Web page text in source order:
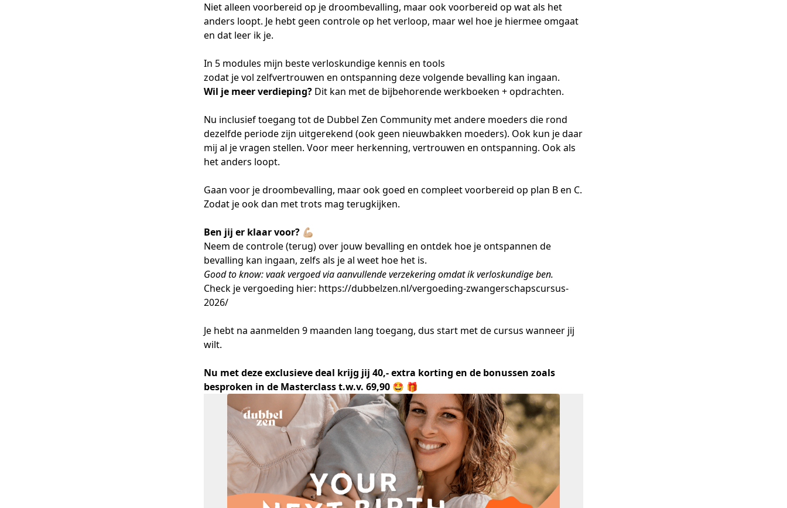
Niet alleen voorbereid op je droombevalling, maar ook voorbereid op wat als het
anders loopt. Je hebt geen controle op het verloop, maar wel hoe je hiermee omgaat
en dat leer ik je.
In 5 modules mijn beste verloskundige kennis en tools
zodat je vol zelfvertrouwen en ontspanning deze volgende bevalling kan ingaan.
Wil je meer verdieping? Dit kan met de bijbehorende werkboeken + opdrachten.
Nu inclusief toegang tot de Dubbel Zen Community met andere moeders die rond
dezelfde periode zijn uitgerekend (ook geen nieuwbakken moeders). Ook kun je daar
mij al je vragen stellen. Voor meer herkenning, vertrouwen en ontspanning. Ook als
het anders loopt.
Gaan voor je droombevalling, maar ook goed en compleet voorbereid op plan B en C.
Zodat je ook dan met trots mag terugkijken.
Ben jij er klaar voor? 💪🏼
Neem de controle (terug) over jouw bevalling en ontdek hoe je ontspannen de
bevalling kan ingaan, zelfs als je al weet hoe het is.
Good to know:vaak vergoedvia aanvullende verzekering omdat ik verloskundige ben.
Check je vergoeding hier: https://dubbelzen.nl/vergoeding-zwangerschapscursus-
2026/
Je hebt na aanmelden 9 maanden lang toegang, dus start met de cursus wanneer jij
wilt.
Nu met deze exclusieve deal krijg jij 40,- extra korting en de bonussen zoals
besproken in de Masterclass t.w.v. 69,90 🤩 🎁